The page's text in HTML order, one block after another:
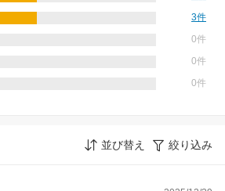
3件
0件
0件
0件
並び替え 絞り込み